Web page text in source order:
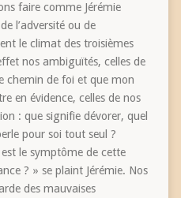
faire comme Jérémie
l’adversité ou de
le climat des troisièmes
nos ambiguïtés, celles de
chemin de foi et que mon
en évidence, celles de nos
: que signifie dévorer, quel
pour soi tout seul ?
le symptôme de cette
? » se plaint Jérémie. Nos
des mauvaises